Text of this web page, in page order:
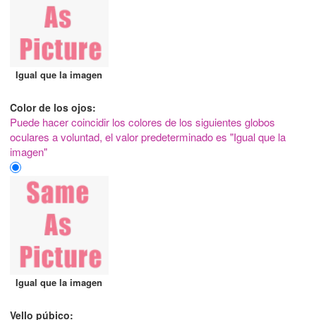
Igual que la imagen
Color de los ojos:
Puede hacer coincidir los colores de los siguientes globos
oculares a voluntad, el valor predeterminado es "Igual que la
imagen"
Igual que la imagen
Vello púbico: